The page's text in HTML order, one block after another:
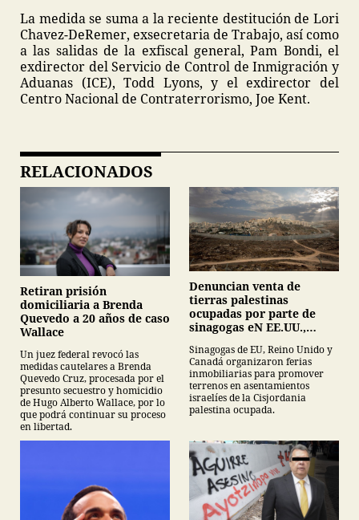
La medida se suma a la reciente destitución de Lori
Chavez-DeRemer, exsecretaria de Trabajo, así como
a las salidas de la exfiscal general, Pam Bondi, el
exdirector del Servicio de Control de Inmigración y
Aduanas (ICE), Todd Lyons, y el exdirector del
Centro Nacional de Contraterrorismo, Joe Kent.
RELACIONADOS
Retiran prisión
domiciliaria a Brenda
Quevedo a 20 años de caso
Wallace
Un juez federal revocó las
medidas cautelares a Brenda
Quevedo Cruz, procesada por el
presunto secuestro y homicidio
de Hugo Alberto Wallace, por lo
que podrá continuar su proceso
en libertad.
Denuncian venta de
tierras palestinas
ocupadas por parte de
sinagogas eN EE.UU.,
Sinagogas de EU, Reino Unido y
Canadá organizaron ferias
inmobiliarias para promover
terrenos en asentamientos
israelíes de la Cisjordania
palestina ocupada.